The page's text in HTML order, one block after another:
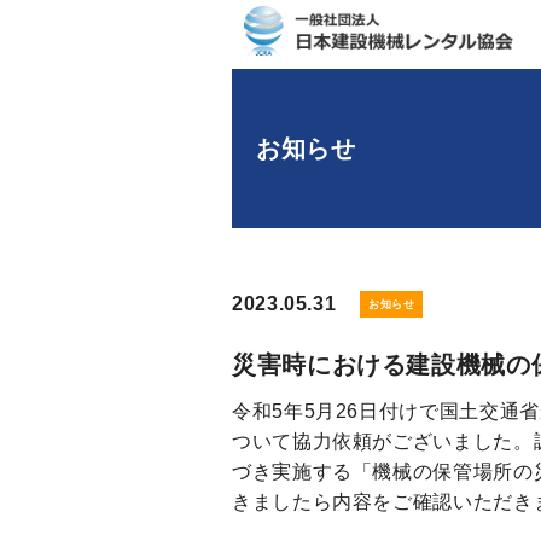
お知らせ
2023.05.31 お知らせ
災害時における建設機械
令和5年5月26日付けで国土交通
ついて協力依頼がございました
づき実施する「機械の保管場所
きましたら内容をご確認いただ